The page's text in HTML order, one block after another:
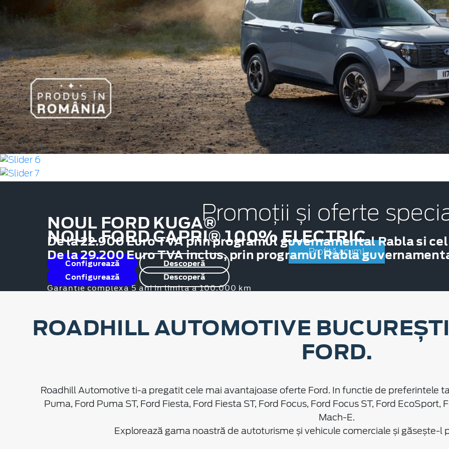
NOUL FORD KUGA®
De la 22.900 Euro TVA prin programul guvernamental Rabla si
Configurează Descoperă
Garanție complexă 5 ani in limita a 100.000 km
NOUL FORD CAPRI® 100% ELECTRIC
De la 29.200 Euro TVA inclus, prin programul Rabla
Configurează Descoperă
Promoții și oferte
Profită acum!
ROADHILL AUTOMOTIVE
FORD.
Roadhill Automotive ti-a pregatit cele mai avantajoase oferte Ford. In functie de preferintele
Puma, Ford Puma ST, Ford Fiesta, Ford Fiesta ST, Ford Focus, Ford Focus ST, Ford
Mach-E.
Explorează gama noastră de autoturisme și vehicule comerciale și găsește-l